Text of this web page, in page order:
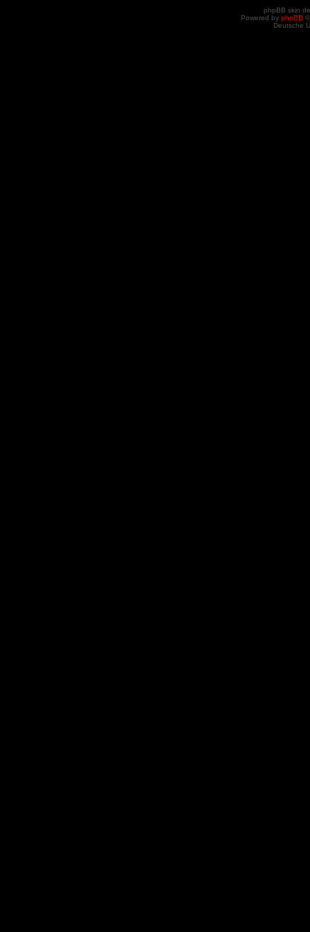
phpBB skin
Powered by phpBB
Deutsche